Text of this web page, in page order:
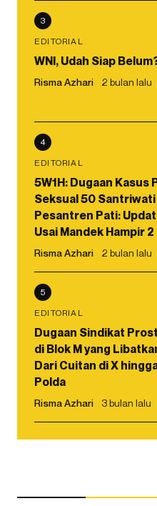
3
EDITORIAL
WNI, Udah Siap
Risma Azhari 2 bulan lalu
4
EDITORIAL
5W1H: Dugaan Kasus
Seksual 50
Pesantren Pati:
Usai Mandek Hampir
Risma Azhari 2 bulan lalu
5
EDITORIAL
Dugaan Sindikat
di Blok M yang
Dari Cuitan di X
Polda
Risma Azhari 3 bulan lalu